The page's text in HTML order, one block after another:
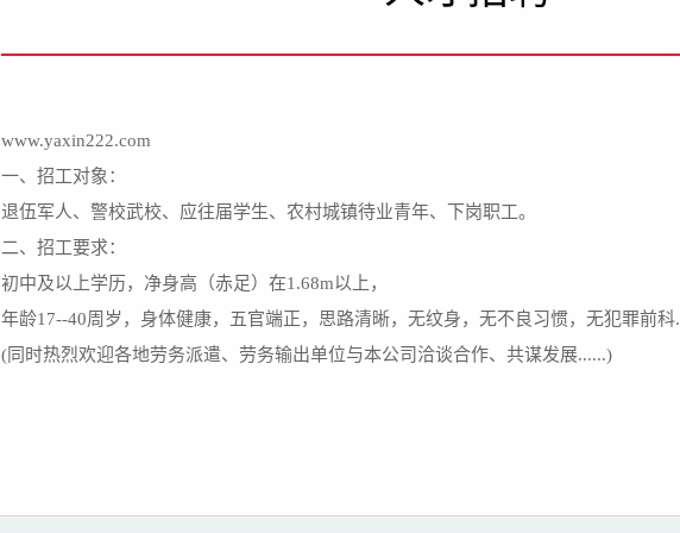
www.yaxin222.com
一、招工对象：
退伍军人、警校武校、应往届学生、农村城镇待业青年、下岗职工。
二、招工要求：
初中及以上学历，净身高（赤足）在1.68m以上，
年龄17--40周岁，身体健康，五官端正，思路清晰，无纹身，无不良习惯，无犯罪前科.
(同时热烈欢迎各地劳务派遣、劳务输出单位与本公司洽谈合作、共谋发展......)